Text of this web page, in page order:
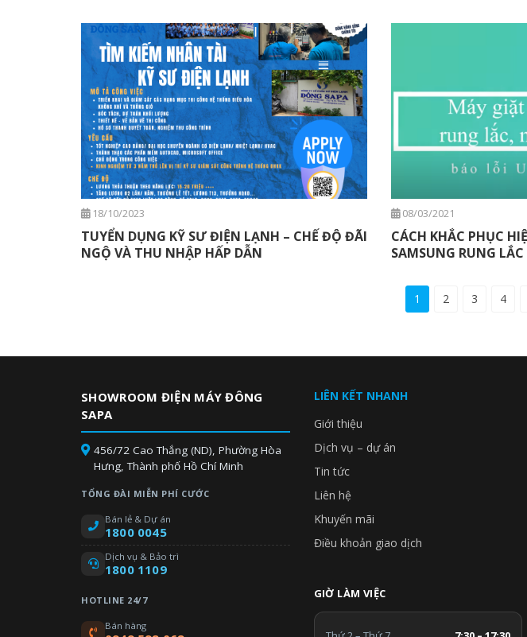
18/10/2023
TUYỂN DỤNG KỸ SƯ ĐIỆN LẠNH – CHẾ ĐỘ ĐÃI
NGỘ VÀ THU NHẬP HẤP DẪN
08/03/2021
CÁCH KHẮC PHỤC
SAMSUNG RUNG
1 2 3 4
SHOWROOM ĐIỆN MÁY ĐÔNG
SAPA
456/72 Cao Thắng (ND), Phường Hòa
Hưng, Thành phố Hồ Chí Minh
TỔNG ĐÀI MIỄN PHÍ CƯỚC
Bán lẻ & Dự án
1800 0045
Dịch vụ & Bảo trì
1800 1109
HOTLINE 24/7
Bán hàng
LIÊN KẾT NHANH
Giới thiệu
Dịch vụ – dự án
Tin tức
Liên hệ
Khuyến mãi
Điều khoản giao dịch
GIỜ LÀM VIỆC